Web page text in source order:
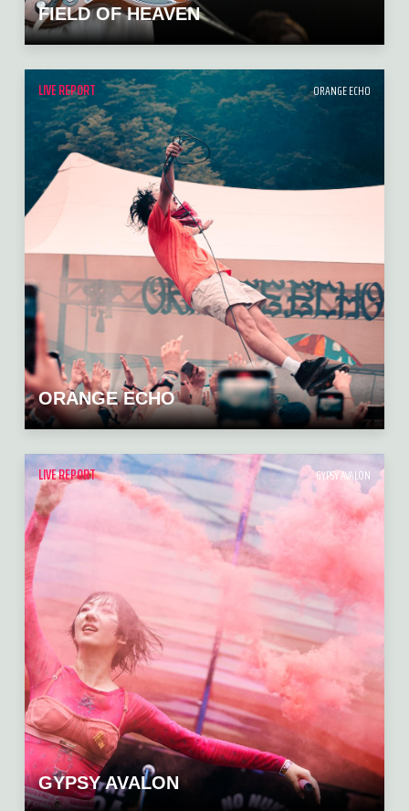
FIELD OF HEAVEN
LIVE REPORT ORANGE ECHO
ORANGE ECHO
LIVE REPORT GYPSY AVALON
GYPSY AVALON